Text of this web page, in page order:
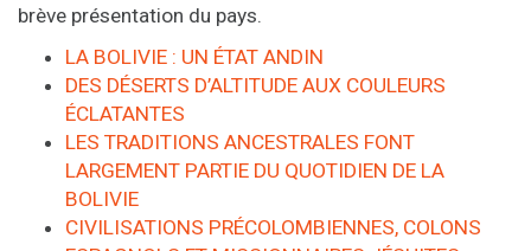
brève présentation du pays.
LA BOLIVIE : UN ÉTAT ANDIN
DES DÉSERTS D’ALTITUDE AUX COULEURS
ÉCLATANTES
LES TRADITIONS ANCESTRALES FONT
LARGEMENT PARTIE DU QUOTIDIEN DE LA
BOLIVIE
CIVILISATIONS PRÉCOLOMBIENNES, COLONS